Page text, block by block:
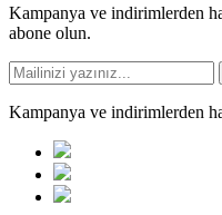
Kampanya ve indirimlerden
abone olun.
Kampanya ve indirimlerden